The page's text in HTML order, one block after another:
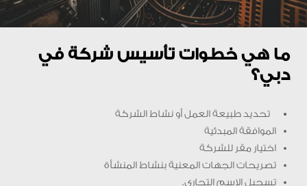
ما هي خطوات تأسيس شركة في
دبي؟
تحديد طبيعة العمل أو نشاط الشركة
الموافقة المبدئية
اختيار مقر للشركة
تصريحات الجهات المعنية بنشاط المنشأة
تسجيل الاسم التجاري.